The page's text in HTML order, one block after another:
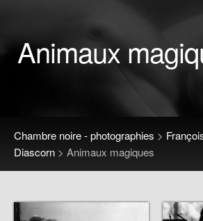
Animaux
Chambre noire - photographies >
Diascorn > Animaux magiques